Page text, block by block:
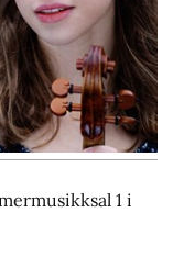
1 i